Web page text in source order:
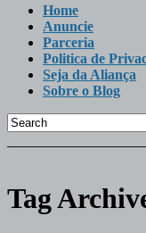
Home
Anuncie
Parceria
Politica de
Seja da Aliança
Sobre o Blog
Tag